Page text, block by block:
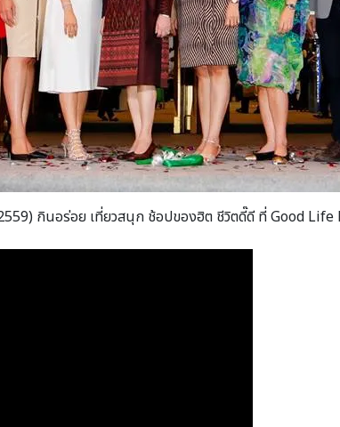
กินอร่อย เที่ยวสนุก ช้อปของฮิต ชีวิตดี๊ดี ที่ Good